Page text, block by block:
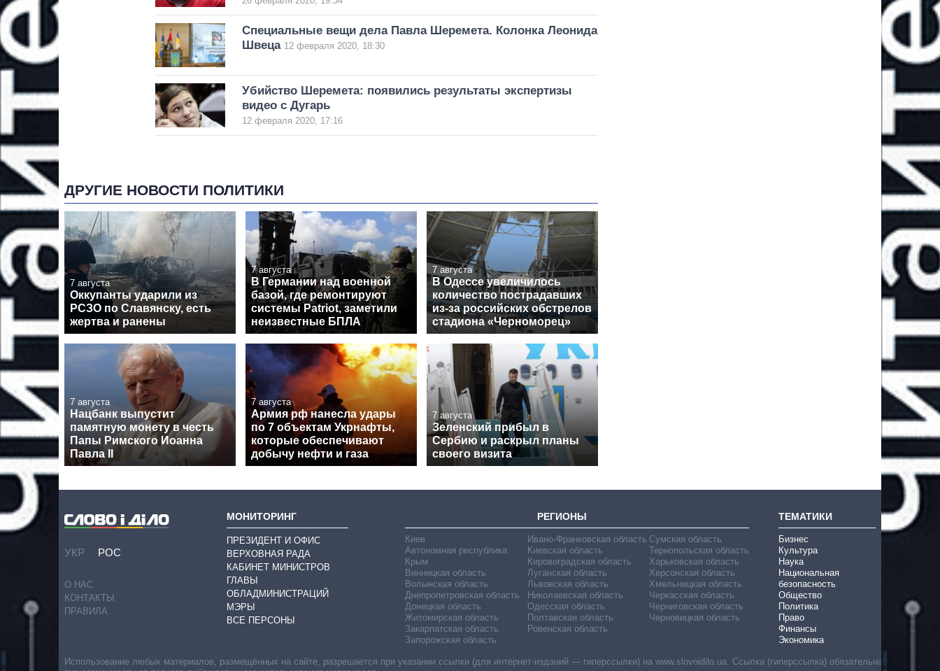
Специальные вещи дела Павла Шеремета. Колонка Леонида
Швеца 12 февраля 2020, 18:30
Убийство Шеремета: появились результаты экспертизы
видео с Дугарь
12 февраля 2020, 17:16
ДРУГИЕ НОВОСТИ ПОЛИТИКИ
7 августа
Оккупанты ударили из
РСЗО по Славянску, есть
жертва и ранены
7 августа
В Германии над военной
базой, где ремонтируют
системы Patriot, заметили
неизвестные БПЛА
7 августа
В Одессе увеличилось
количество пострадавших
из-за российских обстрелов
стадиона «Черноморец»
7 августа
Нацбанк выпустит
памятную монету в честь
Папы Римского Иоанна
Павла II
7 августа
Армия рф нанесла удары
по 7 объектам Укрнафты,
которые обеспечивают
добычу нефти и газа
7 августа
Зеленский прибыл в
Сербию и раскрыл планы
своего визита
УКР РОС
О НАС
КОНТАКТЫ
ПРАВИЛА
МОНИТОРИНГ
ПРЕЗИДЕНТ И ОФИС
ВЕРХОВНАЯ РАДА
КАБИНЕТ МИНИСТРОВ
ГЛАВЫ
ОБЛАДМИНИСТРАЦИЙ
МЭРЫ
ВСЕ ПЕРСОНЫ
РЕГИОНЫ
Киев
Автономная республика
Крым
Винницкая область
Волынская область
Днепропетровская область
Донецкая область
Житомирская область
Закарпатская область
Запорожская область
Ивано-Франковская область
Киевская область
Кировоградская область
Луганская область
Львовская область
Николаевская область
Одесская область
Полтавская область
Ровенская область
Сумская область
Тернопольская область
Харьковская область
Херсонская область
Хмельницкая область
Черкасская область
Черниговская область
Черновицкая область
ТЕМАТИКИ
Бизнес
Культура
Наука
Национальная
безопасность
Общество
Политика
Право
Финансы
Экономика
Использование любых материалов, размещённых на сайте, разрешается при указании ссылки (для интернет-изданий — гиперссылки) на www.slovoidilo.ua. Ссылка (гиперссылка) обязательна